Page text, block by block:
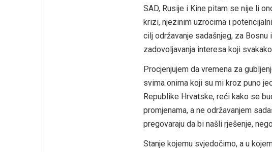
SAD, Rusije i Kine pitam se nije li
krizi, njezinim uzrocima i
cilj održavanje sadašnjeg, za
zadovoljavanja interesa koji
Procjenjujem da vremena za
svima onima koji su mi kroz puno
Republike Hrvatske, reći kako se
promjenama, a ne održavanjem
pregovaraju da bi našli rješenje,
Stanje kojemu svjedočimo, a u